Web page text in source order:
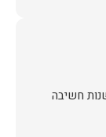
חשיבה